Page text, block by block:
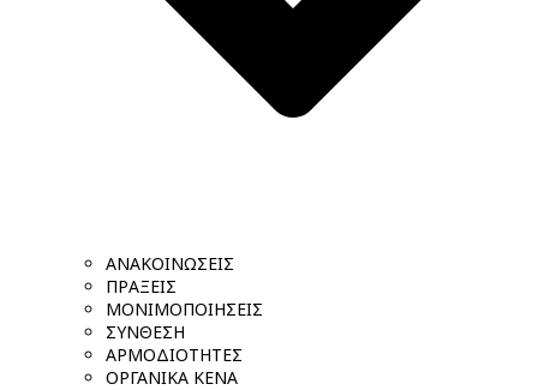
ΑΝΑΚΟΙΝΩΣΕΙΣ
ΠΡΑΞΕΙΣ
ΜΟΝΙΜΟΠΟΙΗΣΕΙΣ
ΣΥΝΘΕΣΗ
ΑΡΜΟΔΙΟΤΗΤΕΣ
ΟΡΓΑΝΙΚΑ ΚΕΝΑ